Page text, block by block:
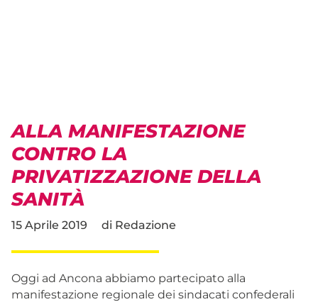
ALLA MANIFESTAZIONE
CONTRO LA
PRIVATIZZAZIONE DELLA
SANITÀ
15 Aprile 2019 di Redazione
Oggi ad Ancona abbiamo partecipato alla
manifestazione regionale dei sindacati confederali